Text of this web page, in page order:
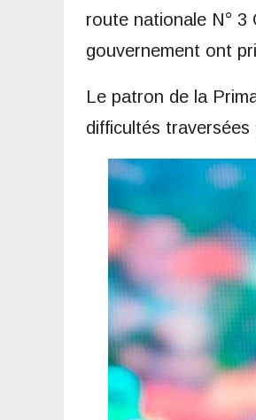
route nationale N° 3
gouvernement ont
Le patron de la
difficultés traversées